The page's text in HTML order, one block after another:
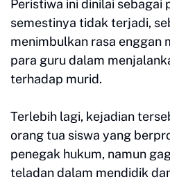
Peristiwa ini dinilai sebagai
semestinya tidak terjadi,
menimbulkan rasa enggan
para guru dalam
terhadap murid.
Terlebih lagi, kejadian
orang tua siswa yang
penegak hukum, namun
teladan dalam mendidik